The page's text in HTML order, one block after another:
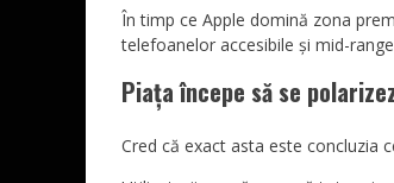
În timp ce Apple domină zona
telefoanelor accesibile și mid-
Piața începe să se
Cred că exact asta este concluzia